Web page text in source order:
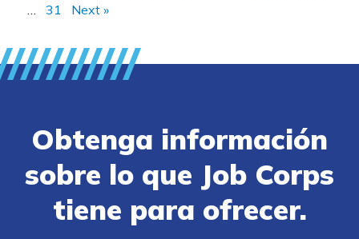
31 Next »
Obtenga información
sobre lo que Job Corps
tiene para ofrecer.